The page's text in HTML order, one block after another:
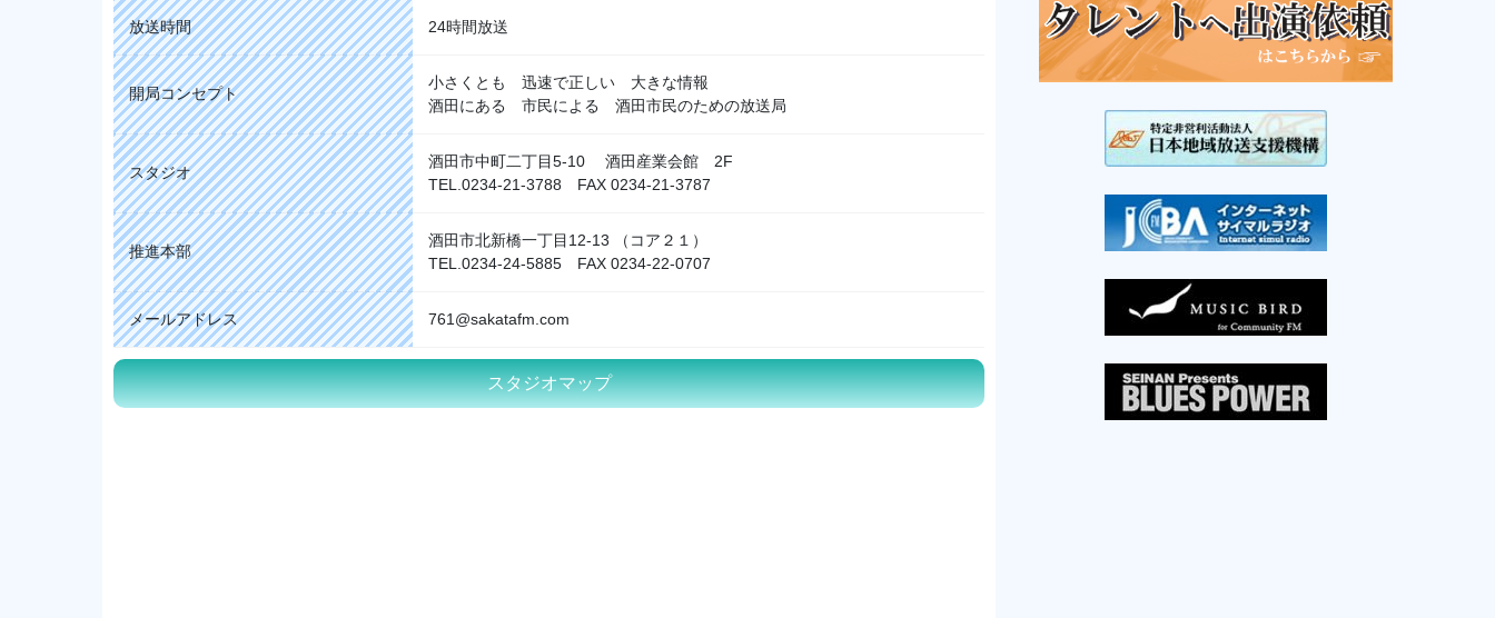
放送時間 24時間放送
開局コンセプト
小さくとも 迅速で正しい 大きな情報
酒田にある 市民による 酒田市民のための放送局
スタジオ
酒田市中町二丁目5-10 酒田産業会館 2F
TEL.0234-21-3788 FAX 0234-21-3787
推進本部
酒田市北新橋一丁目12-13 （コア２１）
TEL.0234-24-5885 FAX 0234-22-0707
メールアドレス 761@sakatafm.com
スタジオマップ
14:00
リメンバーミュージック
邦楽2000年代
アフタヌーンハーバー
パーソナリティ：阿部奏子(月)、小松原
愛子(火)、田中喜美子(水)、加藤大貴
渡部美香(金)
16:00
菅さんの「庄内平野スケッチ音風景」
パーソナリティ：
菅啓彦
16:30
ANA SHONAI BLUE Ambassadorの
『shonai show time』
パーソナリティ：西村里帆